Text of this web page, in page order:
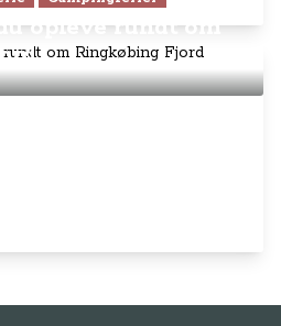
opleve rundt om